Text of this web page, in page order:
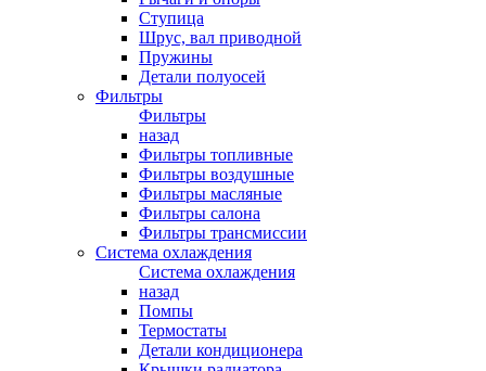
Ступица
Шрус, вал приводной
Пружины
Детали полуосей
Фильтры
Фильтры
назад
Фильтры топливные
Фильтры воздушные
Фильтры масляные
Фильтры салона
Фильтры трансмиссии
Система охлаждения
Система охлаждения
назад
Помпы
Термостаты
Детали кондиционера